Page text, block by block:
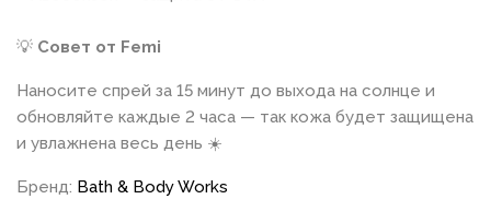
💡 Совет от Femi
Наносите спрей за 15 минут до выхода на солнце и
обновляйте каждые 2 часа — так кожа будет защищена
и увлажнена весь день ☀️
Бренд: Bath & Body Works